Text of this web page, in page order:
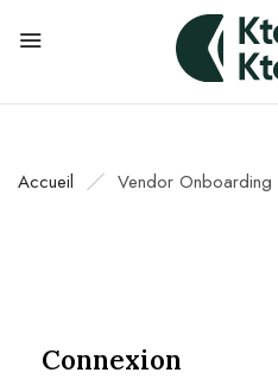
Accueil Vendor Onboarding
Connexion